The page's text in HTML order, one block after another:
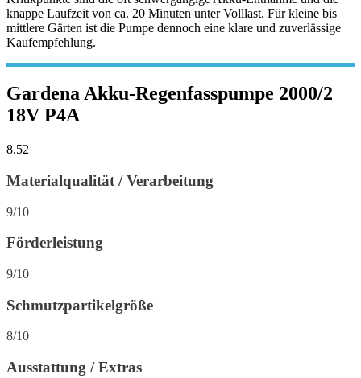
knappe Laufzeit von ca. 20 Minuten unter Volllast. Für kleine bis
mittlere Gärten ist die Pumpe dennoch eine klare und zuverlässige
Kaufempfehlung.
Gardena Akku-Regenfasspumpe 2000/2
18V P4A
8.52
Materialqualität / Verarbeitung
9/10
Förderleistung
9/10
Schmutzpartikelgröße
8/10
Ausstattung / Extras